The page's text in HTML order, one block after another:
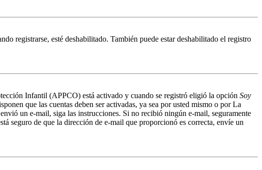
registrarse, esté deshabilitado. También puede estar deshabilitado el registro
Infantil (APPCO) está activado y cuando se registró eligió la opción Soy
que las cuentas deben ser activadas, ya sea por usted mismo o por La
un e-mail, siga las instrucciones. Si no recibió ningún e-mail, seguramente
seguro de que la dirección de e-mail que proporcionó es correcta, envíe un